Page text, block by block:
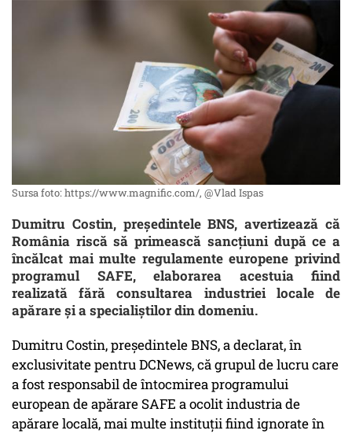
Sursa foto: https://www.magnific.com/, @Vlad Ispas
Dumitru Costin, președintele BNS, avertizează că
România riscă să primească sancțiuni după ce a
încălcat mai multe regulamente europene privind
programul SAFE, elaborarea acestuia fiind
realizată fără consultarea industriei locale de
apărare și a specialiștilor din domeniu.
Dumitru Costin, președintele BNS, a declarat, în
exclusivitate pentru DCNews, că grupul de lucru care
a fost responsabil de întocmirea programului
european de apărare SAFE a ocolit industria de
apărare locală, mai multe instituții fiind ignorate în